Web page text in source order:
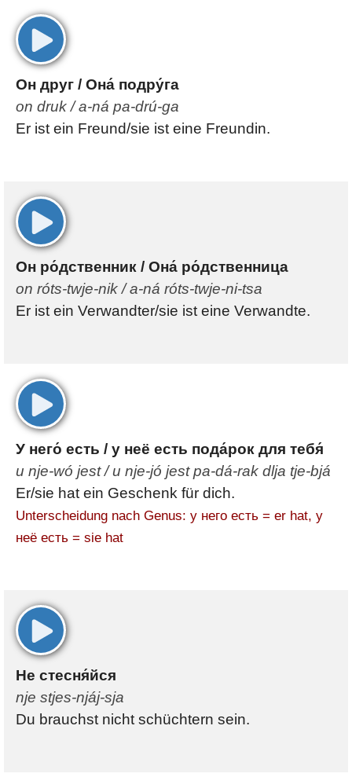
00:00
Он друг / Она́ подру́га
on druk / a-ná pa-drú-ga
Er ist ein Freund/sie ist eine Freundin.
00:00
Он ро́дственник / Она́ ро́дственница
on róts-twje-nik / a-ná róts-twje-ni-tsa
Er ist ein Verwandter/sie ist eine Verwandte.
00:00
У него́ есть / у неё есть пода́рок для тебя́
u nje-wó jest / u nje-jó jest pa-dá-rak dlja tje-bjá
Er/sie hat ein Geschenk für dich.
Unterscheidung nach Genus: у него есть = er hat, у
неё есть = sie hat
00:00
Не стесня́йся
nje stjes-njáj-sja
Du brauchst nicht schüchtern sein.